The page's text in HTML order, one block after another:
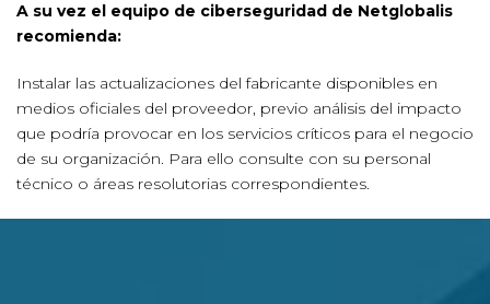
A su vez el equipo de ciberseguridad de Netglobalis
recomienda:
Instalar las actualizaciones del fabricante disponibles en
medios oficiales del proveedor, previo análisis del impacto
que podría provocar en los servicios críticos para el negocio
de su organización. Para ello consulte con su personal
técnico o áreas resolutorias correspondientes.